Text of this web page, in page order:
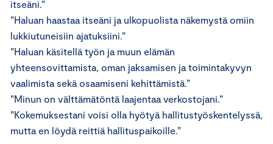
itseäni.”
”Haluan haastaa itseäni ja ulkopuolista näkemystä omiin
lukkiutuneisiin ajatuksiini.”
”Haluan käsitellä työn ja muun elämän
yhteensovittamista, oman jaksamisen ja toimintakyvyn
vaalimista sekä osaamiseni kehittämistä.”
”Minun on välttämätöntä laajentaa verkostojani.”
”Kokemuksestani voisi olla hyötyä hallitustyöskentelyssä,
mutta en löydä reittiä hallituspaikoille.”